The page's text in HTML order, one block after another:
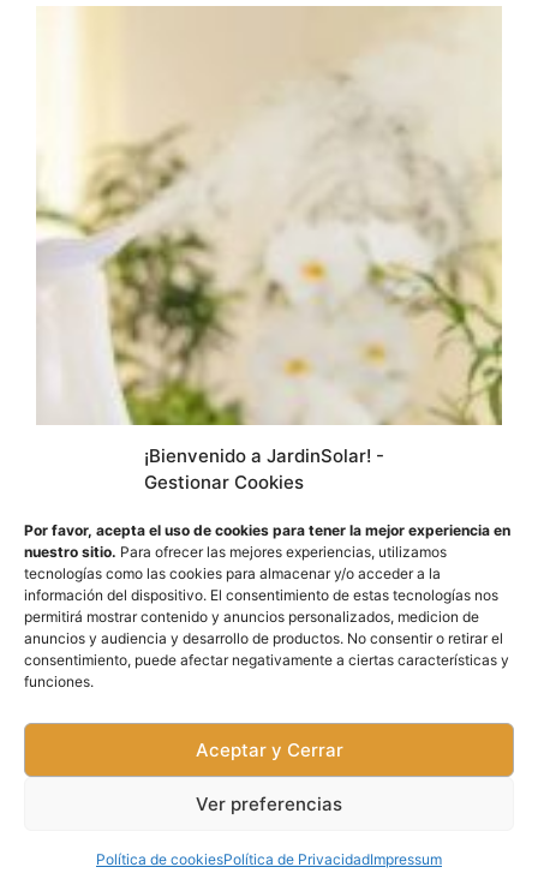
¡Bienvenido a JardinSolar! -
Gestionar Cookies
Por favor, acepta el uso de cookies para tener la mejor experiencia en
nuestro sitio. Para ofrecer las mejores experiencias, utilizamos
tecnologías como las cookies para almacenar y/o acceder a la
información del dispositivo. El consentimiento de estas tecnologías nos
permitirá mostrar contenido y anuncios personalizados, medicion de
anuncios y audiencia y desarrollo de productos. No consentir o retirar el
consentimiento, puede afectar negativamente a ciertas características y
funciones.
Aceptar y Cerrar
Ver preferencias
Política de cookiesPolítica de PrivacidadImpressum
Los Mejores Humidificadores para Plantas del
2025